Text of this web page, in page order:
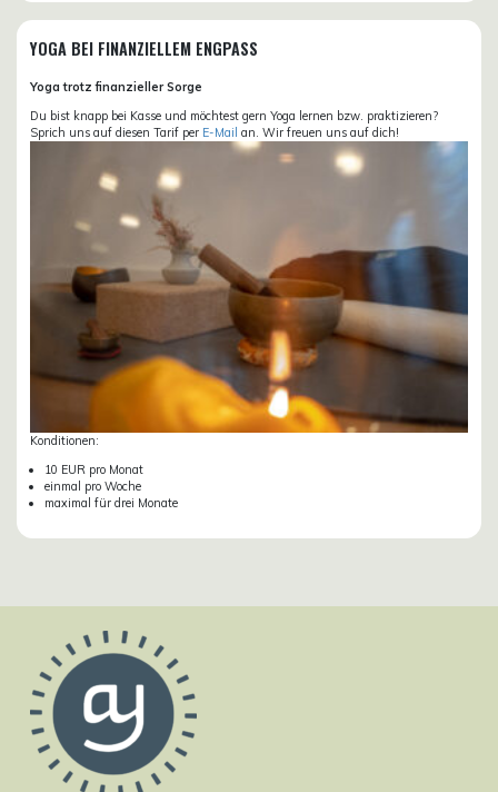
YOGA BEI FINANZIELLEM ENGPASS
Yoga trotz finanzieller Sorge
Du bist knapp bei Kasse und möchtest gern Yoga lernen bzw. praktizieren?
Sprich uns auf diesen Tarif per E-Mail an. Wir freuen uns auf dich!
Konditionen:
10 EUR pro Monat
einmal pro Woche
maximal für drei Monate